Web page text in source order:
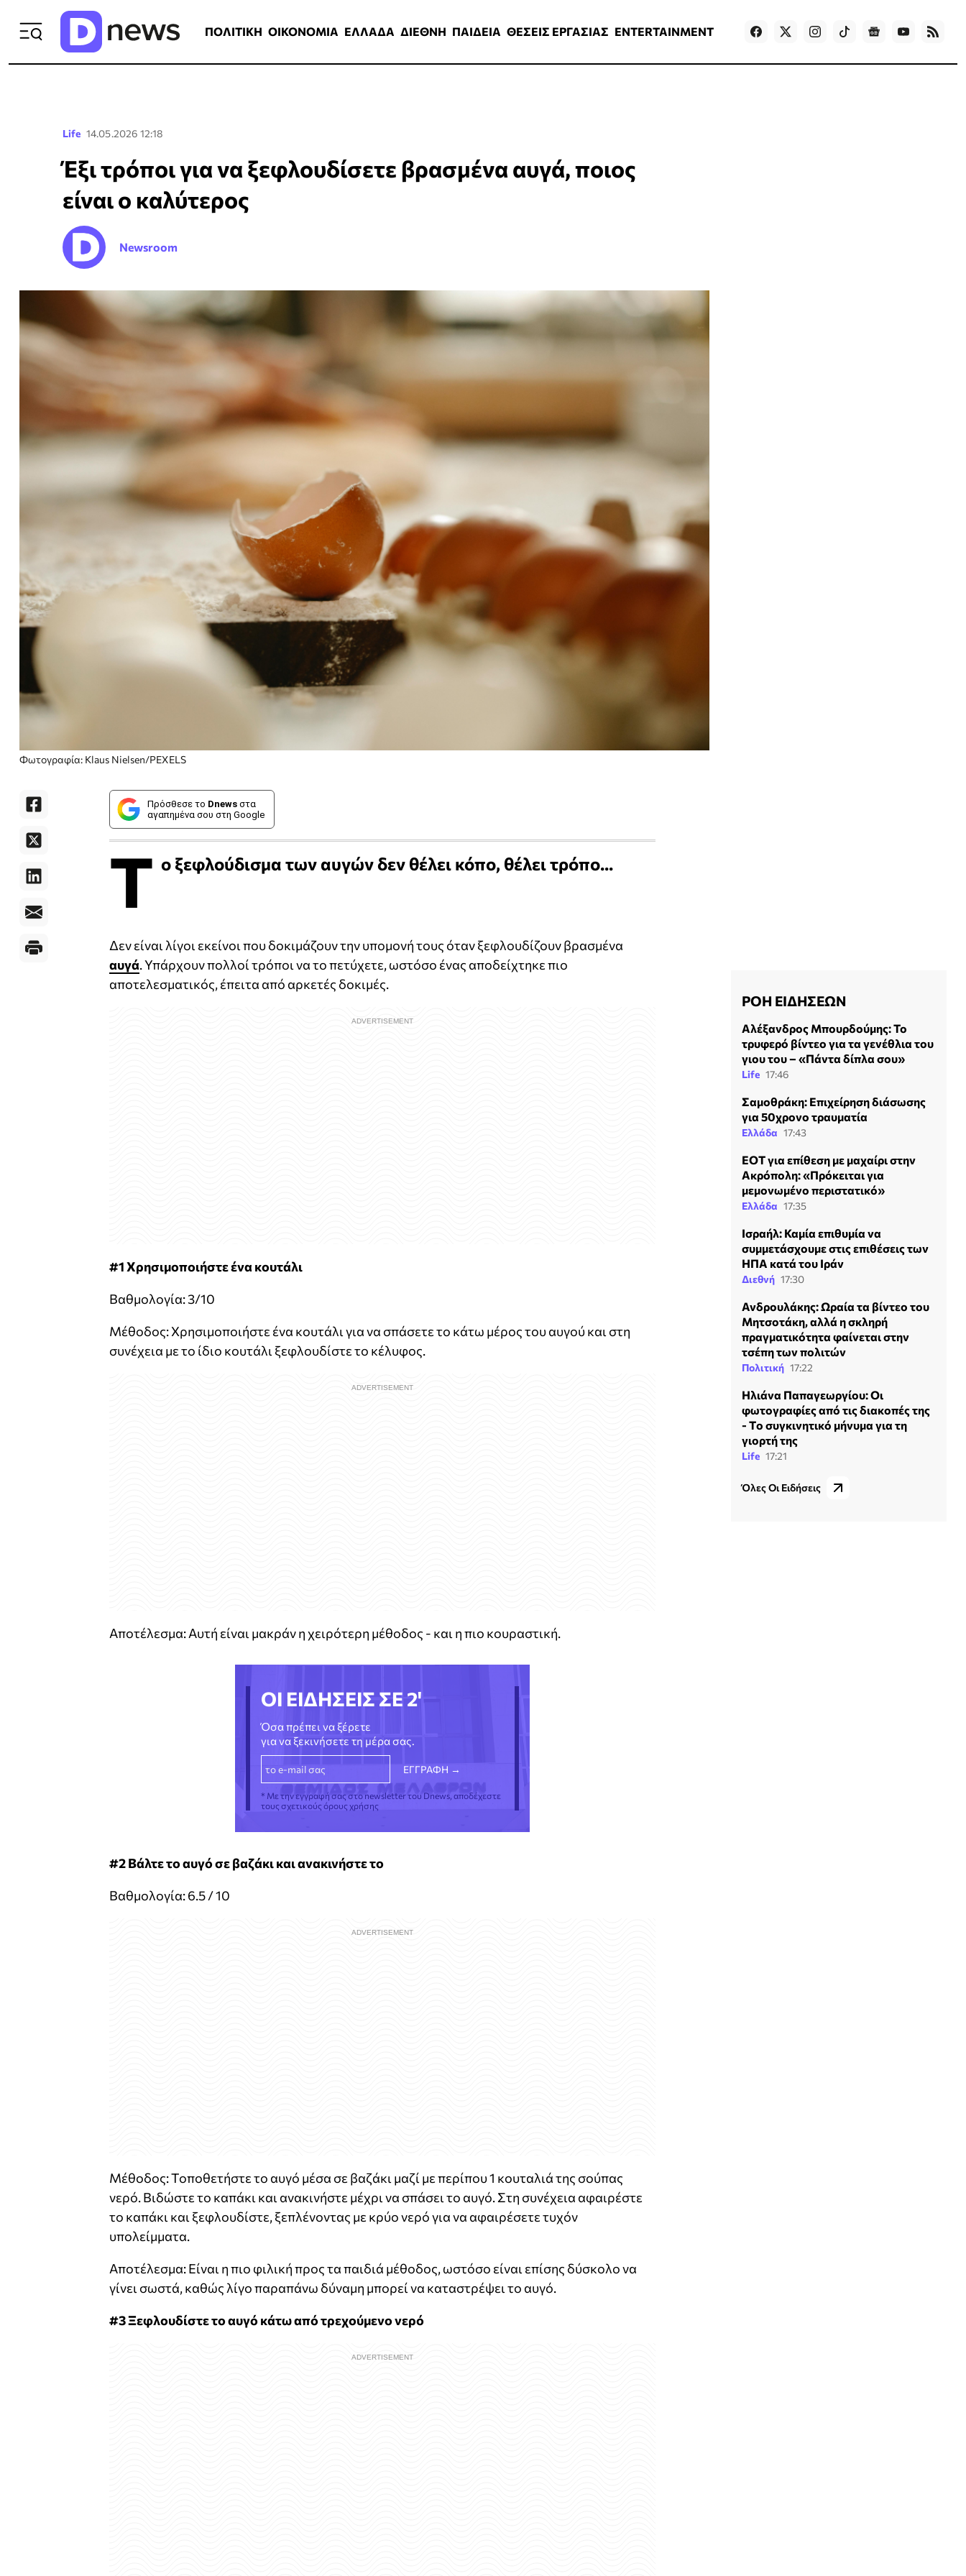
ΠΟΛΙΤΙΚΗ ΟΙΚΟΝΟΜΙΑ ΕΛΛΑΔΑ ΔΙΕΘΝΗ ΠΑΙΔΕΙΑ ΘΕΣΕΙΣ ΕΡΓΑΣΙΑΣ ENTERTAINMENT Games
Life 14.05.2026 12:18
Έξι τρόποι για να ξεφλουδίσετε βρασμένα αυγά, ποιος
είναι ο καλύτερος
Newsroom
Φωτογραφία: Klaus Nielsen/PEXELS
Πρόσθεσε το Dnews στα
αγαπημένα σου στη Google
Τ ο ξεφλούδισμα των αυγών δεν θέλει κόπο, θέλει τρόπο...
Δεν είναι λίγοι εκείνοι που δοκιμάζουν την υπομονή τους όταν ξεφλουδίζουν βρασμένα
αυγά. Υπάρχουν πολλοί τρόποι να το πετύχετε, ωστόσο ένας αποδείχτηκε πιο
αποτελεσματικός, έπειτα από αρκετές δοκιμές.
#1 Χρησιμοποιήστε ένα κουτάλι
Βαθμολογία: 3/10
Μέθοδος: Χρησιμοποιήστε ένα κουτάλι για να σπάσετε το κάτω μέρος του αυγού και στη
συνέχεια με το ίδιο κουτάλι ξεφλουδίστε το κέλυφος.
Αποτέλεσμα: Αυτή είναι μακράν η χειρότερη μέθοδος - και η πιο κουραστική.
ΟΙ ΕΙΔΗΣΕΙΣ ΣΕ 2'
Όσα πρέπει να ξέρετε
για να ξεκινήσετε τη μέρα σας.
* Με την εγγραφή σας στο newsletter του Dnews, αποδέχεστε
τους σχετικούς όρους χρήσης
#2 Βάλτε το αυγό σε βαζάκι και ανακινήστε το
Βαθμολογία: 6.5 / 10
Μέθοδος: Τοποθετήστε το αυγό μέσα σε βαζάκι μαζί με περίπου 1 κουταλιά της σούπας
νερό. Βιδώστε το καπάκι και ανακινήστε μέχρι να σπάσει το αυγό. Στη συνέχεια αφαιρέστε
το καπάκι και ξεφλουδίστε, ξεπλένοντας με κρύο νερό για να αφαιρέσετε τυχόν
υπολείμματα.
Αποτέλεσμα: Είναι η πιο φιλική προς τα παιδιά μέθοδος, ωστόσο είναι επίσης δύσκολο να
γίνει σωστά, καθώς λίγο παραπάνω δύναμη μπορεί να καταστρέψει το αυγό.
#3 Ξεφλουδίστε το αυγό κάτω από τρεχούμενο νερό
ΡΟΗ ΕΙΔΗΣΕΩΝ
Αλέξανδρος Μπουρδούμης: Το
τρυφερό βίντεο για τα γενέθλια του
γιου του – «Πάντα δίπλα σου»
Life 17:46
Σαμοθράκη: Επιχείρηση διάσωσης
για 50χρονο τραυματία
Ελλάδα 17:43
ΕΟΤ για επίθεση με μαχαίρι στην
Ακρόπολη: «Πρόκειται για
μεμονωμένο περιστατικό»
Ελλάδα 17:35
Ισραήλ: Καμία επιθυμία να
συμμετάσχουμε στις επιθέσεις των
ΗΠΑ κατά του Ιράν
Διεθνή 17:30
Ανδρουλάκης: Ωραία τα βίντεο του
Μητσοτάκη, αλλά η σκληρή
πραγματικότητα φαίνεται στην
τσέπη των πολιτών
Πολιτική 17:22
Ηλιάνα Παπαγεωργίου: Οι
φωτογραφίες από τις διακοπές της
- Tο συγκινητικό μήνυμα για τη
γιορτή της
Life 17:21
Όλες Οι Ειδήσεις